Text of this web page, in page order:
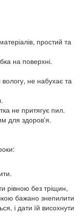
простий та
на поверхні.
вологу, не набухає та
не притягує пил.
для здоров'я.
рівною без тріщин,
бажано знепилити
і дати їй висохнути